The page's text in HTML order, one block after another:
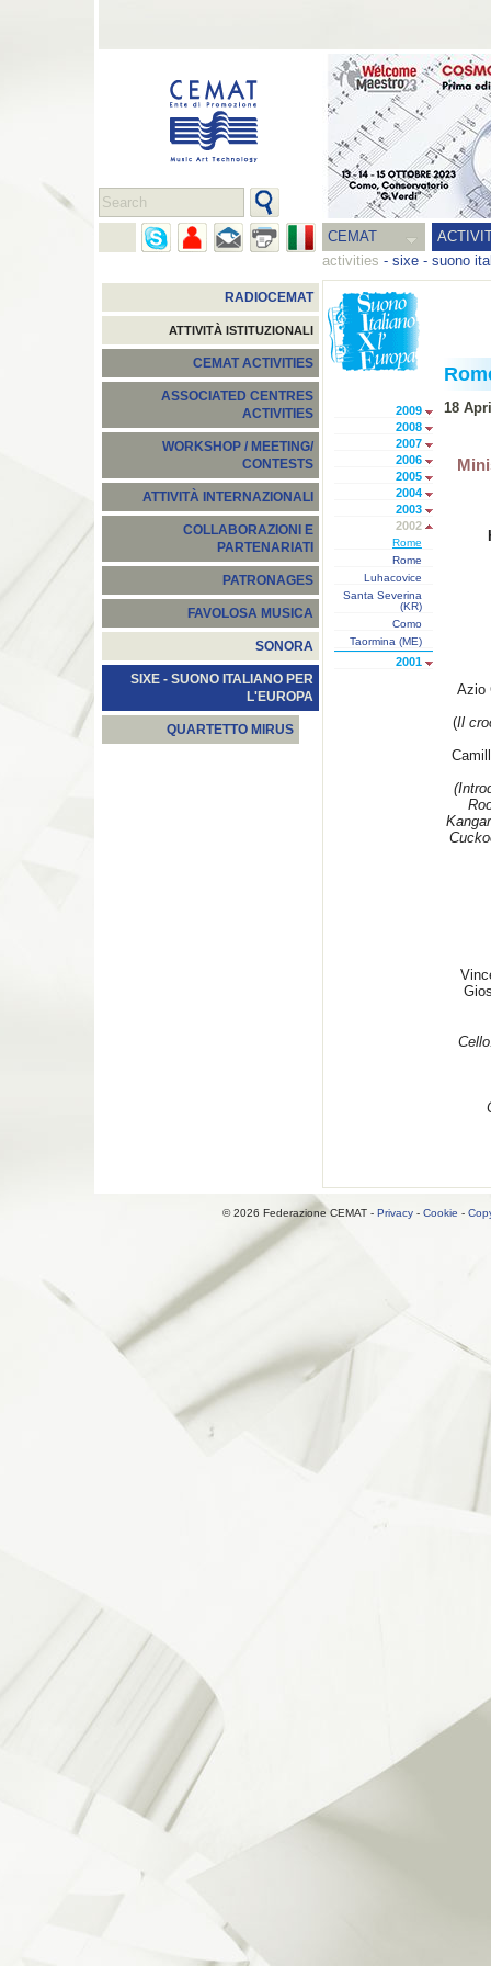
CEMAT
activities - sixe - suono
RADIOCEMAT
ATTIVITÀ ISTITUZIONALI
CEMAT ACTIVITIES
ASSOCIATED CENTRES
ACTIVITIES
WORKSHOP / MEETING/
CONTESTS
ATTIVITÀ INTERNAZIONALI
COLLABORAZIONI E
PARTENARIATI
PATRONAGES
FAVOLOSA MUSICA
SONORA
SIXE - SUONO ITALIANO PER
L'EUROPA
QUARTETTO MIRUS
2009
2008
2007
2006
2005
2004
2003
2002
Rome
Rome
Luhacovice
Santa Severina
(KR)
Como
Taormina (ME)
2001
18
Azio
(Il
© 2026 Federazione CEMAT - Privacy - Cookie -